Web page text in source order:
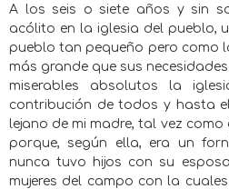
A los seis o siete años y sin
acólito en la iglesia del pueblo,
pueblo tan pequeño pero como
más grande que sus
miserables absolutos la
contribución de todos y hasta
lejano de mi madre, tal vez
porque, según ella, era un
nunca tuvo hijos con su
mujeres del campo con la